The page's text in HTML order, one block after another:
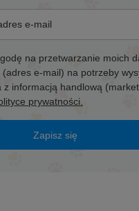
e-mail
na przetwarzanie moich
e-mail) na potrzeby
z informacją handlową
prywatności.
Zapisz się